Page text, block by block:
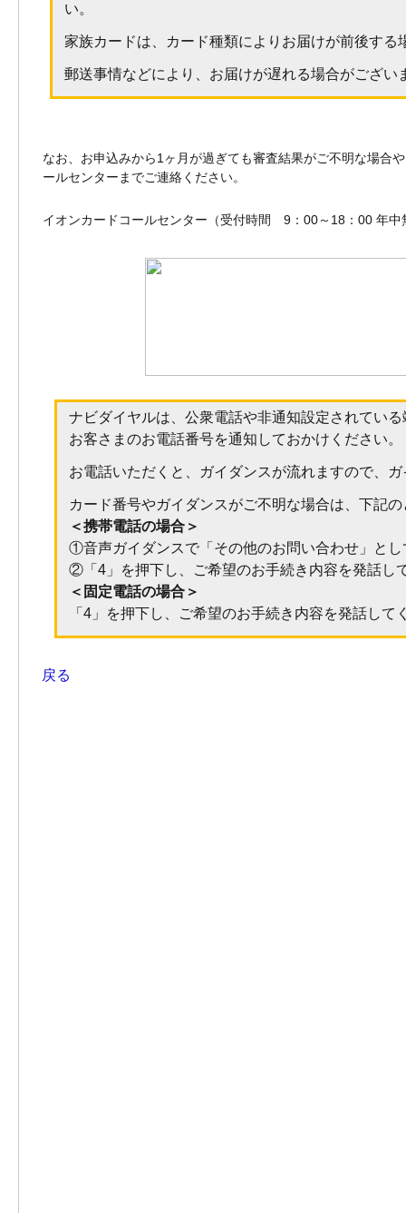
い。
家族カードは、カード種類によりお届けが前後する
郵送事情などにより、お届けが遅れる場合がござい
なお、お申込みから1ヶ月が過ぎても審査結果がご不明な場合
ールセンターまでご連絡ください。
イオンカードコールセンター（受付時間 9：00～18：00 年中
ナビダイヤルは、公衆電話や非通知設定されてい
お客さまのお電話番号を通知しておかけください。
お電話いただくと、ガイダンスが流れますので、
カード番号やガイダンスがご不明な場合は、下記
＜携帯電話の場合＞
①音声ガイダンスで「その他のお問い合わせ」と
②「4」を押下し、ご希望のお手続き内容を発話し
＜固定電話の場合＞
「4」を押下し、ご希望のお手続き内容を発話して
戻る